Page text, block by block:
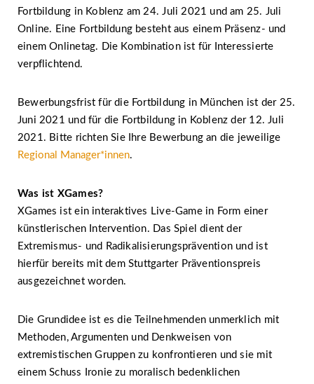
Fortbildung in Koblenz am 24. Juli 2021 und am 25. Juli
Online. Eine Fortbildung besteht aus einem Präsenz- und
einem Onlinetag. Die Kombination ist für Interessierte
verpflichtend.
Bewerbungsfrist für die Fortbildung in München ist der 25.
Juni 2021 und für die Fortbildung in Koblenz der 12. Juli
2021. Bitte richten Sie Ihre Bewerbung an die jeweilige
Regional Manager*innen.
Was ist XGames?
XGames ist ein interaktives Live-Game in Form einer
künstlerischen Intervention. Das Spiel dient der
Extremismus- und Radikalisierungsprävention und ist
hierfür bereits mit dem Stuttgarter Präventionspreis
ausgezeichnet worden.
Die Grundidee ist es die Teilnehmenden unmerklich mit
Methoden, Argumenten und Denkweisen von
extremistischen Gruppen zu konfrontieren und sie mit
einem Schuss Ironie zu moralisch bedenklichen